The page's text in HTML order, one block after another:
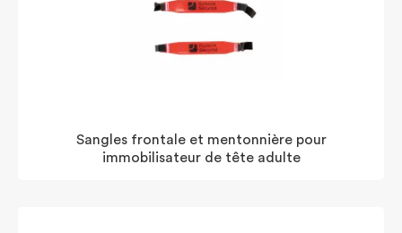
Sangles frontale et mentonnière pour
immobilisateur de tête adulte